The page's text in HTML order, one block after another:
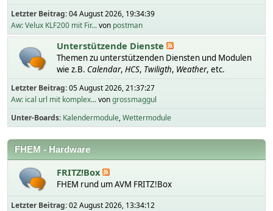
Letzter Beitrag:04 August 2026, 19:34:39
Aw: Velux KLF200 mit Fir...von postman
Unterstützende Dienste
Themen zu unterstützenden Diensten und Modulen
wie z.B. Calendar, HCS, Twiligth, Weather, etc.
Letzter Beitrag:05 August 2026, 21:37:27
Aw: ical url mit komplex...vongrossmaggul
Unter-Boards Kalendermodule Wettermodule
FHEM - Hardware
FRITZ!Box
FHEM rund um AVM FRITZ!Box
Letzter Beitrag:02 August 2026, 13:34:12